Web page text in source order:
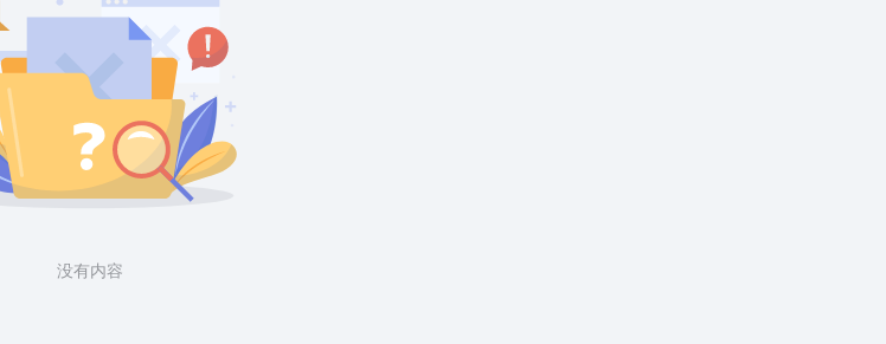
没有内容